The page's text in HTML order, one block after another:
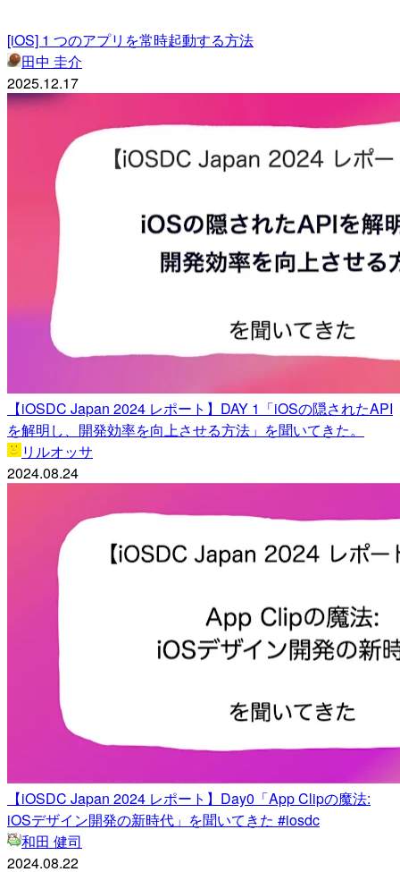
[iOS] 1 つのアプリを常時起動する方法
田中 圭介
2025.12.17
【iOSDC Japan 2024 レポート】DAY 1「iOSの隠されたAPI
を解明し、開発効率を向上させる方法」を聞いてきた。
リルオッサ
2024.08.24
【iOSDC Japan 2024 レポート】Day0「App Clipの魔法:
iOSデザイン開発の新時代」を聞いてきた #iosdc
和田 健司
2024.08.22